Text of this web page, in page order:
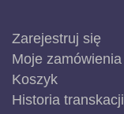
Zarejestruj się
Moje zamówienia
Koszyk
Historia transkacji